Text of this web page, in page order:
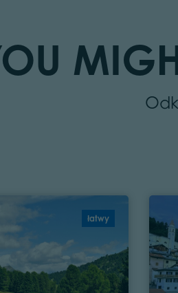
łatwy